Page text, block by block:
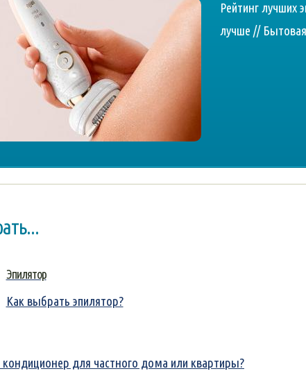
Рейтинг лучших
лучше //
Эпилятор
Как выбрать эпилятор?
для частного дома или квартиры?